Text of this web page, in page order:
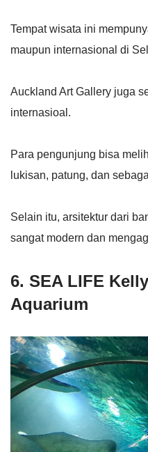
Tempat wisata ini
maupun internasional di
Auckland Art Gallery juga
internasioal.
Para pengunjung bisa
lukisan, patung, dan
Selain itu, arsitektur dari
sangat modern dan
6. SEA LIFE
Aquarium